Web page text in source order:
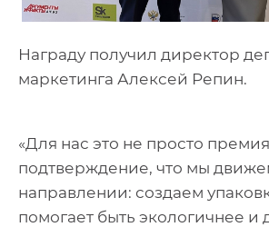
Награду получил директор
маркетинга Алексей Репин.
«Для нас это не просто
подтверждение, что мы
направлении: создаем
помогает быть экологичнее и